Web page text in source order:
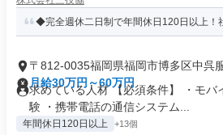
◆完全週休二日制で年間休日120日以上！
〒812-0035福岡県福岡市博多区中呉
月給30万円～60万円
求めている人材 【必須条件】 ・モバ
験 ・携帯電話の通信システム...
年間休日120日以上 +13個